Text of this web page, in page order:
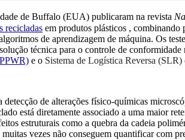
de Buffalo (EUA) publicaram na revista
recicladas em produtos plásticos , combinando
de aprendizagem de máquina. Os
técnica para o controle de
e o Sistema de Logística Reversa
detecção de alterações físico-químicas
está diretamente associado a uma maior
estruturais como a quebra da cadeia
vezes não conseguem quantificar com